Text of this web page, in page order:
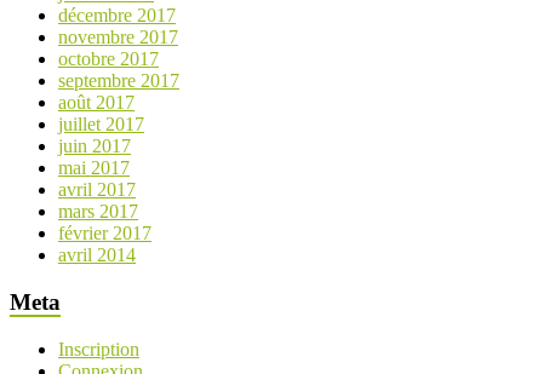
décembre 2017
novembre 2017
octobre 2017
septembre 2017
août 2017
juillet 2017
juin 2017
mai 2017
avril 2017
mars 2017
février 2017
avril 2014
Meta
Inscription